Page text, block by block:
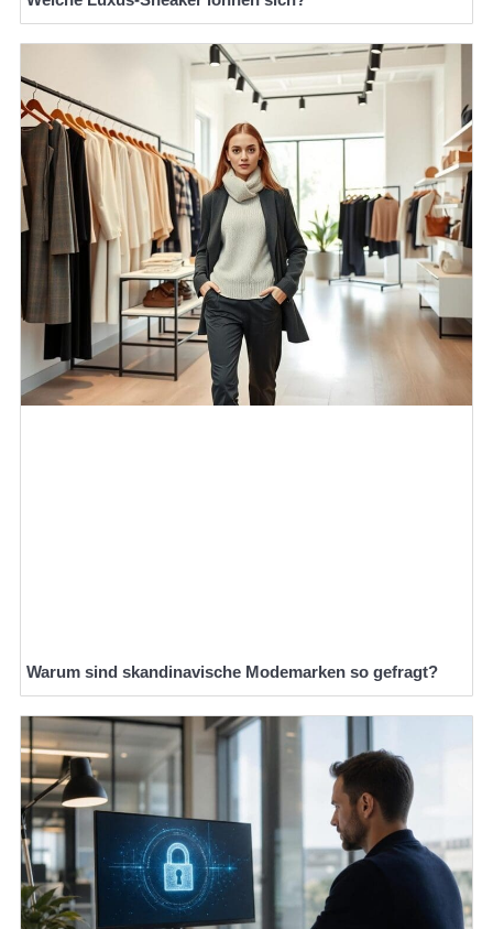
Warum sind skandinavische Modemarken so gefragt?